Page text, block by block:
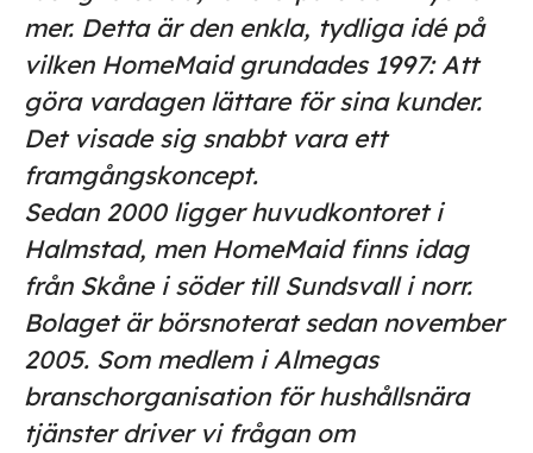
mer. Detta är den enkla, tydliga idé på
vilken HomeMaid grundades 1997: Att
göra vardagen lättare för sina kunder.
Det visade sig snabbt vara ett
framgångskoncept.
Sedan 2000 ligger huvudkontoret i
Halmstad, men HomeMaid finns idag
från Skåne i söder till Sundsvall i norr.
Bolaget är börsnoterat sedan november
2005. Som medlem i Almegas
branschorganisation för hushållsnära
tjänster driver vi frågan om